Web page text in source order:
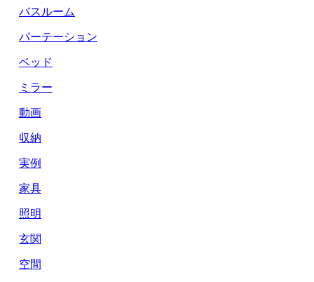
バスルーム
パーテーション
ベッド
ミラー
動画
収納
実例
家具
照明
玄関
空間